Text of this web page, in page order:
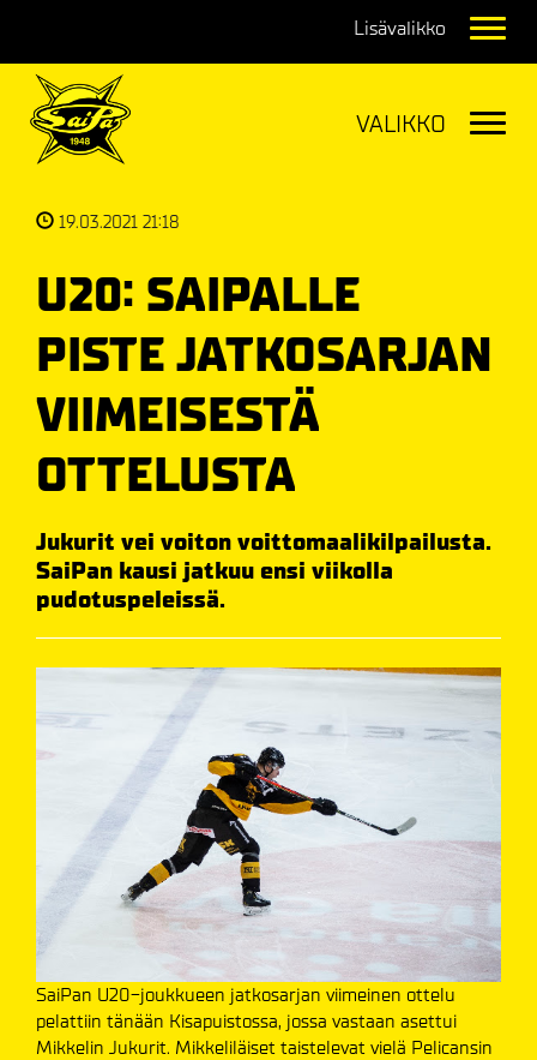
19.03.2021 21:18
U20: SAIPALLE
PISTE JATKOSARJAN
VIIMEISESTÄ
OTTELUSTA
Jukurit vei voiton voittomaalikilpailusta.
SaiPan kausi jatkuu ensi viikolla
pudotuspeleissä.
SaiPan U20-joukkueen jatkosarjan viimeinen ottelu
pelattiin tänään Kisapuistossa, jossa vastaan asettui
Mikkelin Jukurit. Mikkeliläiset taistelevat vielä Pelicansin